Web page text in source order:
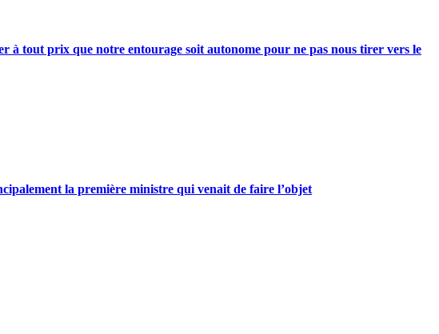
à tout prix que notre entourage soit autonome pour ne pas nous tirer vers le
la première ministre qui venait de faire l’objet